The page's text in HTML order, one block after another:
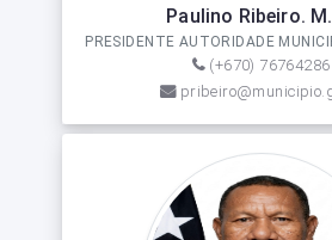
Paulino Ribeiro.
PRESIDENTE AUTORIDADE
(+670) 76764286